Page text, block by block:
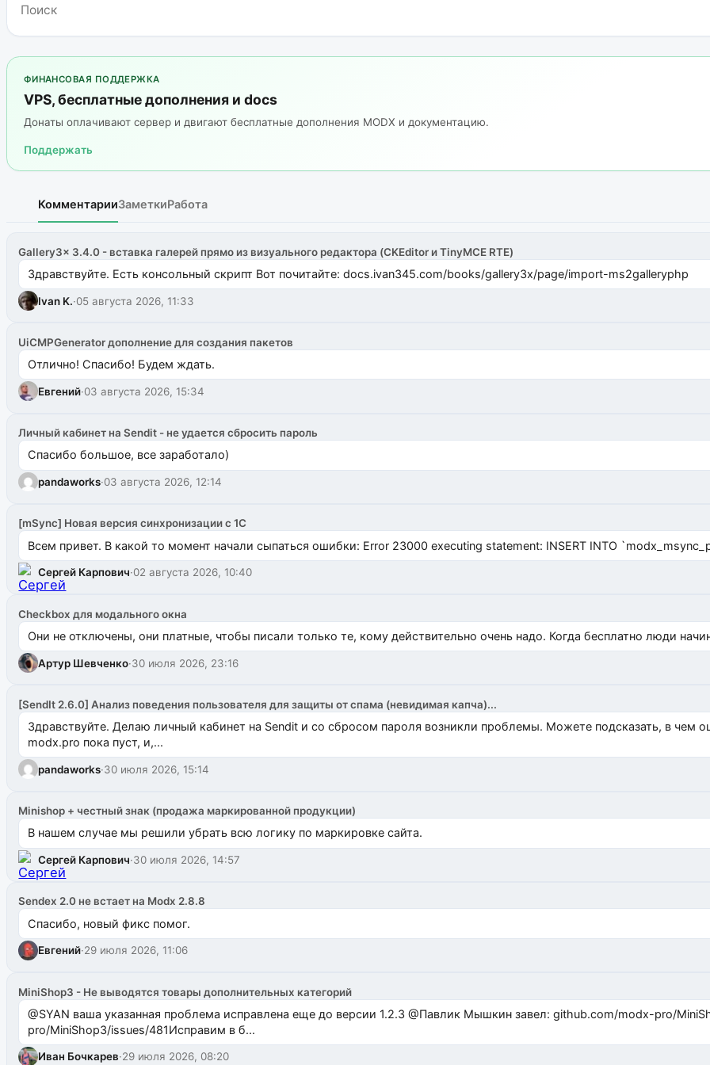
ФИНАНСОВАЯ ПОДДЕРЖКА
VPS, бесплатные дополнения и docs
Донаты оплачивают сервер и двигают бесплатные дополнения MODX и документацию.
Поддержать
КомментарииЗаметкиРабота
Gallery3x 3.4.0 - вставка галерей прямо из визуального редактора (CKEditor и TinyMCE RTE)
Здравствуйте. Есть консольный скрипт Вот почитайте: docs.ivan345.com/books/gallery3x/page/import-ms2galleryphp
Ivan K.·05 августа 2026, 11:33
UiCMPGenerator дополнение для создания пакетов
Отлично! Спасибо! Будем ждать.
Евгений·03 августа 2026, 15:34
Личный кабинет на Sendit - не удается сбросить пароль
Спасибо большое, все заработало)
pandaworks·03 августа 2026, 12:14
[mSync] Новая версия синхронизации с 1С
Всем привет. В какой то момент начали сыпаться ошибки: Error 23000 executing statement: INSERT INTO
Сергей Карпович·02 августа 2026, 10:40
Checkbox для модального окна
Они не отключены, они платные, чтобы писали только те, кому действительно очень надо. Когда бесплатно люди
Артур Шевченко·30 июля 2026, 23:16
[SendIt 2.6.0] Анализ поведения пользователя для защиты от спама (невидимая капча)...
Здравствуйте. Делаю личный кабинет на Sendit и со сбросом пароля возникли проблемы. Можете подсказать, в чем
modx.pro пока пуст, и,...
pandaworks·30 июля 2026, 15:14
Minishop + честный знак (продажа маркированной продукции)
В нашем случае мы решили убрать всю логику по маркировке сайта.
Сергей Карпович·30 июля 2026, 14:57
Sendex 2.0 не встает на Modx 2.8.8
Спасибо, новый фикс помог.
Евгений·29 июля 2026, 11:06
MiniShop3 - Не выводятся товары дополнительных категорий
@SYAN ваша указанная проблема исправлена еще до версии 1.2.3 @Павлик Мышкин завел: github.com/modx-pro/MiniShop3/issues/480 github.com/modx-
pro/MiniShop3/issues/481Исправим в б...
Иван Бочкарев·29 июля 2026, 08:20